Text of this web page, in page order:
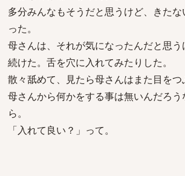
多分みんなもそうだと思うけど、きた
った。
母さんは、それが気になったんだと思
続けた。舌を穴に入れてみたりした。
散々舐めて、見たら母さんはまた目をつ
母さんから何かをする事は無いんだろ
ら。
「入れて良い？」って。